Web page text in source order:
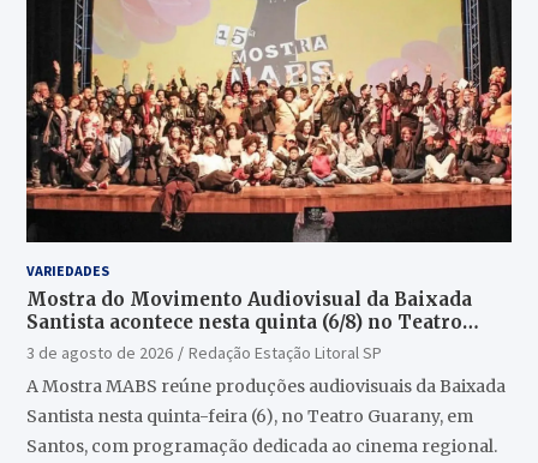
VARIEDADES
Mostra do Movimento Audiovisual da Baixada
Santista acontece nesta quinta (6/8) no Teatro
Guarany
3 de agosto de 2026
Redação Estação Litoral SP
A Mostra MABS reúne produções audiovisuais da Baixada
Santista nesta quinta-feira (6), no Teatro Guarany, em
Santos, com programação dedicada ao cinema regional.